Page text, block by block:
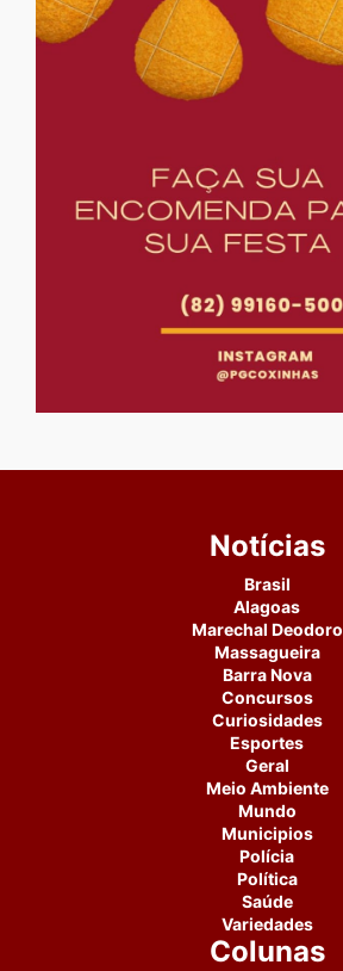
Notícias
Brasil
Alagoas
Marechal Deodoro
Massagueira
Barra Nova
Concursos
Curiosidades
Esportes
Geral
Meio Ambiente
Mundo
Municipios
Polícia
Política
Saúde
Variedades
Colunas